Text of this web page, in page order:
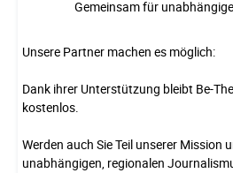
Gemeinsam für
Unsere Partner machen es möglich:
Dank ihrer Unterstützung bleibt Be-
kostenlos.
Werden auch Sie Teil unserer Mission
unabhängigen, regionalen